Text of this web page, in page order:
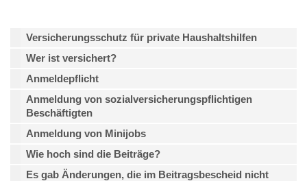
Versicherungsschutz für private Haushaltshilfen
Wer ist versichert?
Anmeldepflicht
Anmeldung von sozialversicherungspflichtigen
Beschäftigten
Anmeldung von Minijobs
Wie hoch sind die Beiträge?
Es gab Änderungen, die im Beitragsbescheid nicht